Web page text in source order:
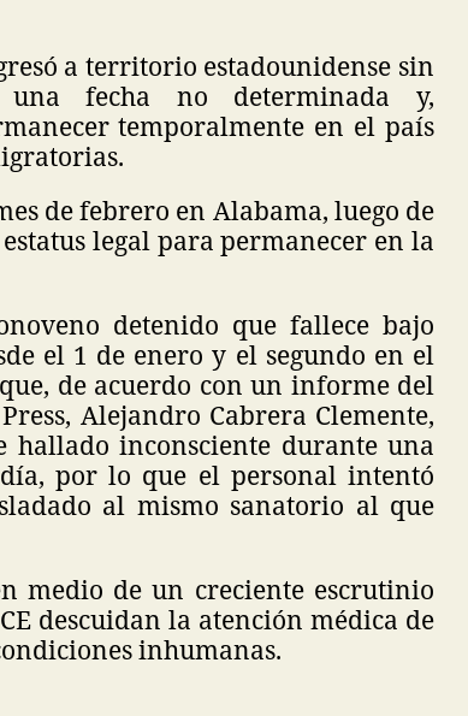
a territorio estadounidense sin
fecha no determinada y,
temporalmente en el país
de febrero en Alabama, luego de
legal para permanecer en la
detenido que fallece bajo
el 1 de enero y el segundo en el
de acuerdo con un informe del
Alejandro Cabrera Clemente,
hallado inconsciente durante una
por lo que el personal intentó
al mismo sanatorio al que
medio de un creciente escrutinio
descuidan la atención médica de
inhumanas.